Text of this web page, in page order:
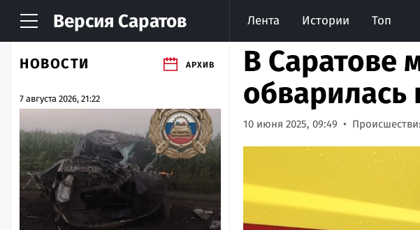
Версия Саратов Лента Истории Топ
НОВОСТИ АРХИВ
7 августа 2026, 21:22
В Саратове
обварилась
10 июня 2025, 09:49